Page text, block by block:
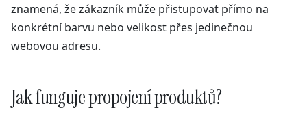
znamená, že zákazník může přistupovat přímo na
konkrétní barvu nebo velikost přes jedinečnou
webovou adresu.
Jak funguje propojení produktů?